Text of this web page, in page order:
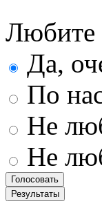
Любите
Да,
По
Не
Не